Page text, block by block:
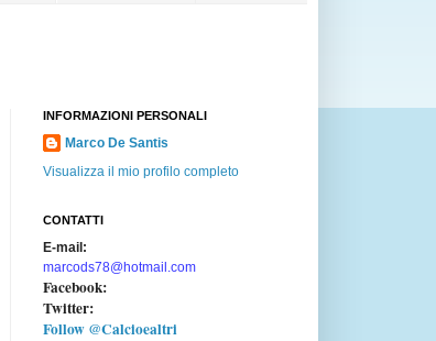
INFORMAZIONI PERSONALI
Marco De Santis
Visualizza il mio profilo completo
CONTATTI
E-mail:
marcods78@hotmail.com
Facebook:
Twitter:
Follow @Calcioealtri